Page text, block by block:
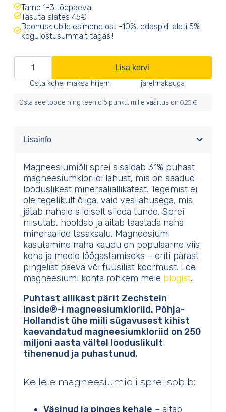
Tarne 1-3 tööpäeva
Tasuta alates 45€
Boonusklubile esimene ost -10%, edaspidi alati 5%
kogu ostusummalt tagasi!
Magneesiumiõli
sprei
Lisa korvi
Osta kohe, maksa hiljem
järelmaksuga
Osta see toode ning teenid 5 punkti, mille väärtus on 0,25 €
Lisainfo
Magneesiumiõli sprei sisaldab 31% puhast
magneesiumkloriidi lahust, mis on saadud
looduslikest mineraaliallikatest. Tegemist ei
ole tegelikult õliga, vaid vesilahusega, mis
jätab nahale siidiselt sileda tunde. Sprei
niisutab, hooldab ja aitab taastada naha
mineraalide tasakaalu. Magneesiumi
kasutamine naha kaudu on populaarne viis
keha ja meele lõõgastamiseks – eriti pärast
pingelist päeva või füüsilist koormust. Loe
magneesiumi kohta rohkem meie blogist.
Puhtast allikast pärit Zechstein
Inside®-i magneesiumkloriid. Põhja-
Hollandist ühe miili sügavusest kihist
kaevandatud magneesiumkloriid on 250
miljoni aasta vältel looduslikult
tihenenud ja puhastunud.
Kellele magneesiumiõli sprei sobib:
Väsinud ja pinges kehale – aitab